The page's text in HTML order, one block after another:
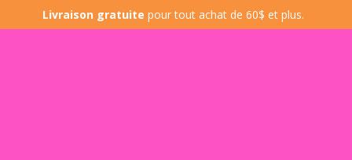
Livraison gratuite pour tout achat de 60$ et plus.